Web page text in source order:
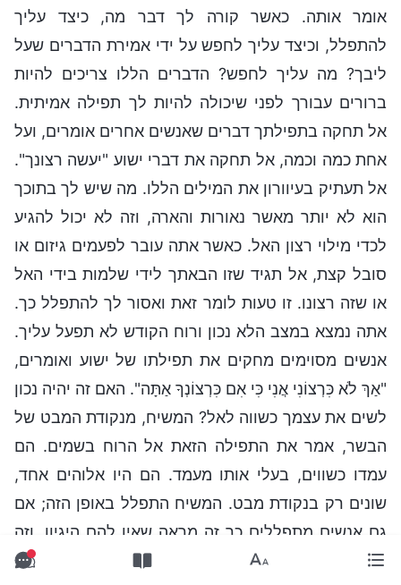
אומר אותה. כאשר קורה לך דבר מה, כיצד עליך
להתפלל, וכיצד עליך לחפש על ידי אמירת הדברים שעל
ליבך? מה עליך לחפש? הדברים הללו צריכים להיות
ברורים עבורך לפני שיכולה להיות לך תפילה אמיתית.
אל תחקה בתפילתך דברים שאנשים אחרים אומרים, ועל
אחת כמה וכמה, אל תחקה את דברי ישוע "יעשה רצונך".
אל תעתיק בעיוורון את המילים הללו. מה שיש לך בתוכך
הוא לא יותר מאשר נאורות והארה, וזה לא יכול להגיע
לכדי מילוי רצון האל. כאשר אתה עובר לפעמים גיזום או
סובל קצת, אל תגיד שזו הבאתך לידי שלמות בידי האל
או שזה רצונו. זו טעות לומר זאת ואסור לך להתפלל כך.
אתה נמצא במצב הלא נכון ורוח הקודש לא תפעל עליך.
אנשים מסוימים מחקים את תפילתו של ישוע ואומרים,
"אַךְ לֹא כִּרְצוֹנִי אֲנִי כִּי אִם כִּרְצוֹנְךָ אַתָּה". האם זה יהיה נכון
לשים את עצמך כשווה לאל? המשיח, מנקודת המבט של
הבשר, אמר את התפילה הזאת אל הרוח בשמים. הם
עמדו כשווים, בעלי אותו מעמד. הם היו אלוהים אחד,
שונים רק בנקודת מבט. המשיח התפלל באופן הזה; אם
גם אנשים מתפללים כך זה מראה שאין להם היגיון, וזה
לא מפתיע שרוח הקודש אינה מעניקה להם נאורות כלל!